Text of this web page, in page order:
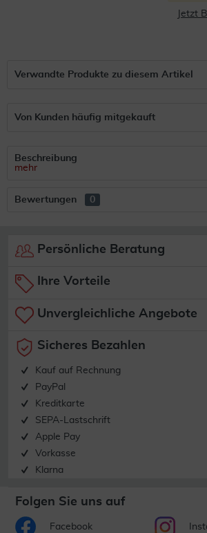
Jetzt
Verwandte Produkte zu diesem Artikel
Von Kunden häufig mitgekauft
Beschreibung
mehr
Bewertungen 0
Persönliche Beratung
Ihre Vorteile
Unvergleichliche Angebote
Sicheres Bezahlen
Kauf auf Rechnung
PayPal
Kreditkarte
SEPA-Lastschrift
Apple Pay
Vorkasse
Klarna
Folgen Sie uns auf
Facebook